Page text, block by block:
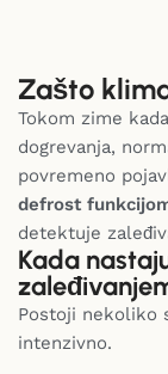
Zašto
Tokom zime
dogrevanja,
povremeno
defrost
detektuje
Kada
Postoji nekoliko
intenzivno.